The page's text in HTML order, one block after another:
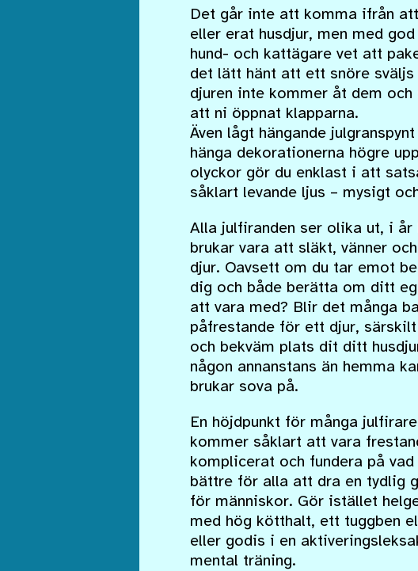
Det går inte att komma ifrån
eller erat husdjur, men med
hund- och kattägare vet att
det lätt hänt att ett snöre
djuren inte kommer åt dem
att ni öppnat klapparna.
Även lågt hängande
hänga dekorationerna högre
olyckor gör du enklast i att
såklart levande ljus – mysigt
Alla julfiranden ser olika ut, i år
brukar vara att släkt, vänner
djur. Oavsett om du tar emot
dig och både berätta om ditt
att vara med? Blir det många
påfrestande för ett djur,
och bekväm plats dit ditt
någon annanstans än hemma
brukar sova på.
En höjdpunkt för många
kommer såklart att vara
komplicerat och fundera på
bättre för alla att dra en tydlig
för människor. Gör istället
med hög kötthalt, ett tuggben
eller godis i en
mental träning.